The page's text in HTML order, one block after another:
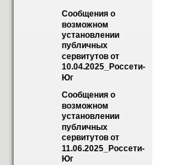
Сообщения о
возможном
установлении
публичных
сервитутов от
10.04.2025_Россети-
Юг
Сообщения о
возможном
установлении
публичных
сервитутов от
11.06.2025_Россети-
Юг